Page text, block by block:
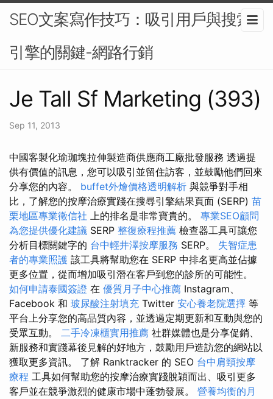
SEO文案寫作技巧：吸引用戶與搜索
引擎的關鍵-網路行銷
Je Tall Sf Marketing (393)
Sep 11, 2013
中國客製化瑜珈塊拉伸製造商供應商工廠批發服務 透過提
供有價值的訊息，您可以吸引並留住訪客，並鼓勵他們回來
分享您的內容。 buffet外燴價格透明解析 與競爭對手相
比，了解您的按摩治療實踐在搜尋引擎結果頁面 (SERP) 苗
栗地區專業徵信社 上的排名是非常寶貴的。 專業SEO顧問
為您提供優化建議 SERP 整復療程推薦 檢查器工具可讓您
分析目標關鍵字的 台中輕井澤按摩服務 SERP。 失智症患
者的專業照護 該工具將幫助您在 SERP 中排名更高並佔據
更多位置，從而增加吸引潛在客戶到您的診所的可能性。
如何申請泰國簽證 在 優質月子中心推薦 Instagram、
Facebook 和 玻尿酸注射填充 Twitter 安心養老院選擇 等
平台上分享您的高品質內容，並透過定期更新和互動與您的
受眾互動。 二手冷凍櫃實用推薦 社群媒體也是分享促銷、
新服務和實踐幕後見解的好地方，鼓勵用戶造訪您的網站以
獲取更多資訊。 了解 Ranktracker 的 SEO 台中肩頸按摩
療程 工具如何幫助您的按摩治療實踐脫穎而出、吸引更多
客戶並在競爭激烈的健康市場中蓬勃發展。 營養均衡的月